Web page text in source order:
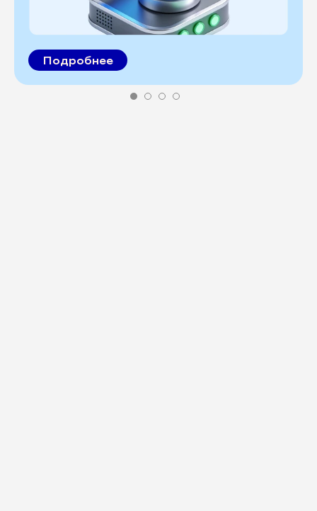
Подробнее